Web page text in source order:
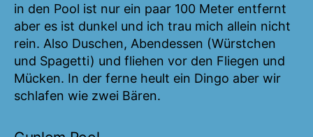
in den Pool ist nur ein paar 100 Meter entfernt
aber es ist dunkel und ich trau mich allein nicht
rein. Also Duschen, Abendessen (Würstchen
und Spagetti) und fliehen vor den Fliegen und
Mücken. In der ferne heult ein Dingo aber wir
schlafen wie zwei Bären.